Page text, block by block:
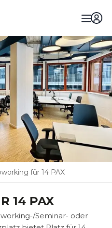
für 14 PAX
14 PAX
Seminar- oder